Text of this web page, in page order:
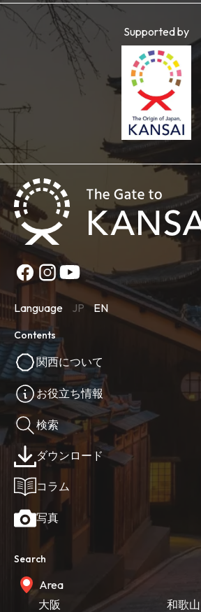
Supported by
Language JP EN
Contents
関西について
お役立ち情報
検索
ダウンロード
コラム
写真
Search
Area
大阪
和歌山